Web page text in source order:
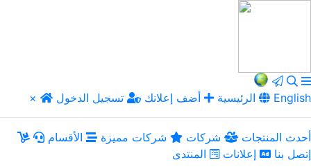
× الرئيسية أضف إعلانك تسجيل الدخول English
أحدث المنتجات شركات شركات مميزة
الأقسام
إتصل بنا
إعلانات المنتدى